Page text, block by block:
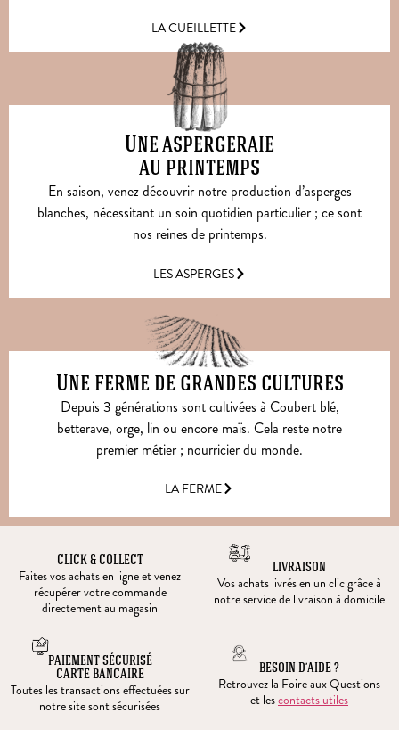
LA CUEILLETTE
Une aspergeraie
au printemps
En saison, venez découvrir notre production d’asperges
blanches, nécessitant un soin quotidien particulier ; ce sont
nos reines de printemps.
LES ASPERGES
Une ferme de grandes cultures
Depuis 3 générations sont cultivées à Coubert blé,
betterave, orge, lin ou encore maïs. Cela reste notre
premier métier ; nourricier du monde.
LA FERME
CLICK & COLLECT
Faites vos achats en ligne et venez
récupérer votre commande
directement au magasin
LIVRAISON
Vos achats livrés en un clic grâce à
notre service de livraison à domicile
PAIEMENT SÉCURISÉ
CARTE BANCAIRE
Toutes les transactions effectuées sur
notre site sont sécurisées
BESOIN D’AIDE ?
Retrouvez la Foire aux Questions
et lescontacts utiles